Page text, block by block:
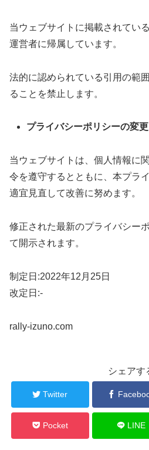
当ウェブサイトに掲載されてい
運営者に帰属しています。
法的に認められている引用の範
ることを禁止します。
プライバシーポリシーの変更
当ウェブサイトは、個人情報に
令を遵守するとともに、本プラ
適宜見直して改善に努めます。
修正された最新のプライバシー
て開示されます。
制定日:2022年12月25日
改定日:-
rally-izuno.com
シェアす
Twitter
Pocket LINE